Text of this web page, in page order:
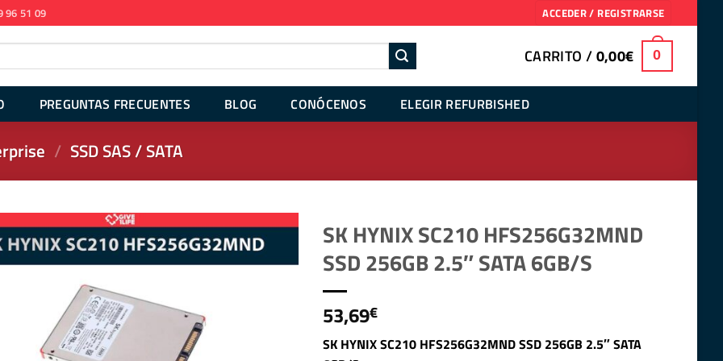
96 51 09 ACCEDER / REGISTRARSE
CARRITO /0,00€ 0
PREGUNTAS FRECUENTES BLOG CONÓCENOS ELEGIR REFURBISHED
/ SSD SAS / SATA
SK HYNIX SC210 HFS256G32MND
SSD 256GB 2.5″ SATA 6GB/S
53,69€
SK HYNIX SC210 HFS256G32MND SSD 256GB 2.5″ SATA